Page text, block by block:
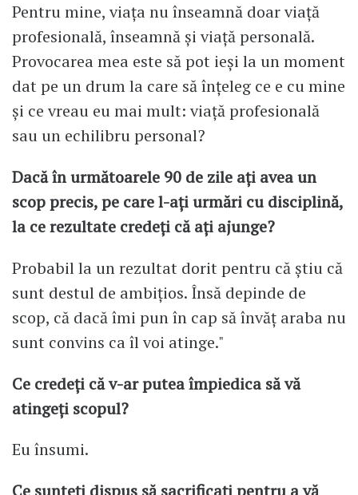
Pentru mine, viața nu înseamnă doar viață
profesională, înseamnă și viață personală.
Provocarea mea este să pot ieși la un moment
dat pe un drum la care să înțeleg ce e cu mine
și ce vreau eu mai mult: viață profesională
sau un echilibru personal?
Dacă în următoarele 90 de zile ați avea un
scop precis, pe care l-ați urmări cu disciplină,
la ce rezultate credeți că ați ajunge?
Probabil la un rezultat dorit pentru că știu că
sunt destul de ambițios. Însă depinde de
scop, că dacă îmi pun în cap să învăț araba nu
sunt convins ca îl voi atinge."
Ce credeți că v-ar putea împiedica să vă
atingeți scopul?
Eu însumi.
Ce sunteți dispus să sacrificați pentru a vă